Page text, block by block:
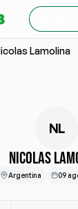
Lamolina
NL
NICOLAS
Argentina 09